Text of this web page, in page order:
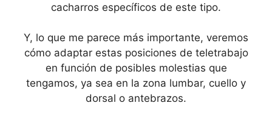
cacharros específicos de este tipo.
Y, lo que me parece más importante, veremos
cómo adaptar estas posiciones de teletrabajo
en función de posibles molestias que
tengamos, ya sea en la zona lumbar, cuello y
dorsal o antebrazos.